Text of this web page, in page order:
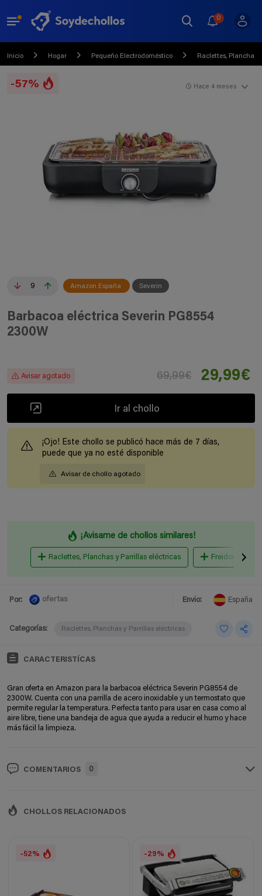
0
Inicio Hogar Pequeño Electrodoméstico Raclettes, Planchas
-57%
9 Amazon España Severin
Hace 4 meses
Barbacoa eléctrica Severin PG8554
2300W
Avisar agotado 69,99€ 29,99€
Ir al chollo
¡Ojo! Este chollo se publicó hace más de 7 días,
puede que ya no esté disponible
Avisar de chollo agotado
¡Avisame de chollos similares!
Raclettes, Planchas y Parrillas eléctricas Freidoras
Por: ofertas Envio: España
Categorías: Raclettes, Planchas y Parrillas eléctricas
CARACTERISTÍCAS
Gran oferta en Amazon para la barbacoa eléctrica Severin PG8554 de
2300W. Cuenta con una parrilla de acero inoxidable y un termostato que
permite regular la temperatura. Perfecta tanto para usar en casa como al
aire libre, tiene una bandeja de agua que ayuda a reducir el humo y hace
más fácil la limpieza.
COMENTARIOS 0
CHOLLOS RELACIONADOS
-52% -29%